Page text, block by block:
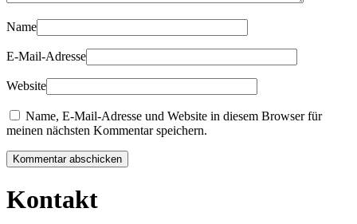
Name
E-Mail-Adresse
Website
Name, E-Mail-Adresse und Website in diesem Browser für
meinen nächsten Kommentar speichern.
Kommentar abschicken
Kontakt